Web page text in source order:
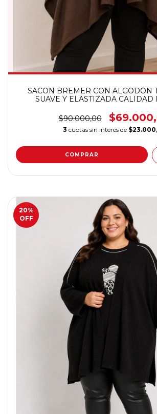
SACON BREMER CON ALGODÓN
SUAVE Y ELASTIZADA CALIDAD
$90.000,00
3 cuotas sin interés de
COMPRAR
20%
OFF